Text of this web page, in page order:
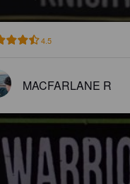
4.5
MACFARLANE R